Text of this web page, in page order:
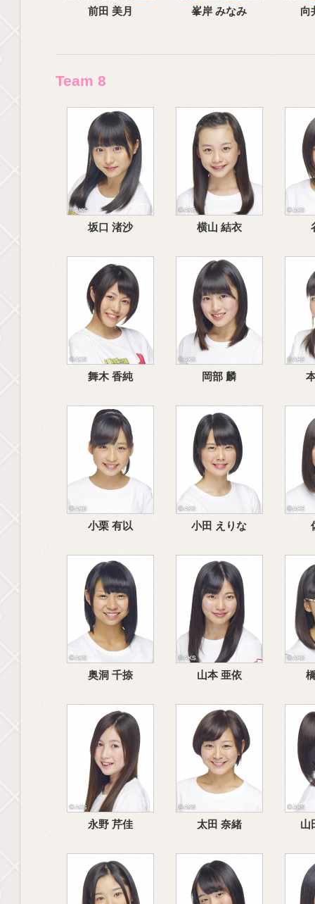
前田 美月 峯岸 みなみ 向
Team 8
坂口 渚沙 横山 結衣
舞木 香純 岡部 麟
小栗 有以 小田 えりな
奥洞 千捺 山本 亜依
永野 芹佳 太田 奈緒 山